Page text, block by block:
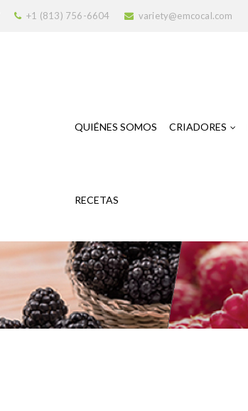
+1 (813) 756-6604 variety@emcocal.com
QUIÉNES SOMOS CRIADORES
RECETAS